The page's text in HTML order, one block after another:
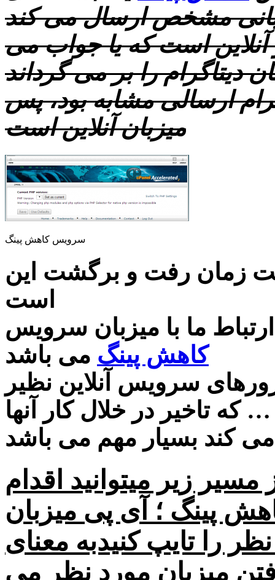
مشخص ارسال می کند
آنلاین است که يا جواب می
ديتاگرام را بر می گرداند
ارسالی مشابه بود، پس
ميزبان آنلاین است
سرویس کاهش پینگ
زمان رفت و برگشت این
است
ما با میزبان سرویس
کاهش پینگ می باشد
سرویس آنلاین نظیر
تاخیر در خلال کار آنها
می کند بسیار مهم می باشد
زیر میتوانید اقدام
پینگ ؛ آی پی میزبان
را تایپ کنیدبه معنای
میزبان مورد نظر می